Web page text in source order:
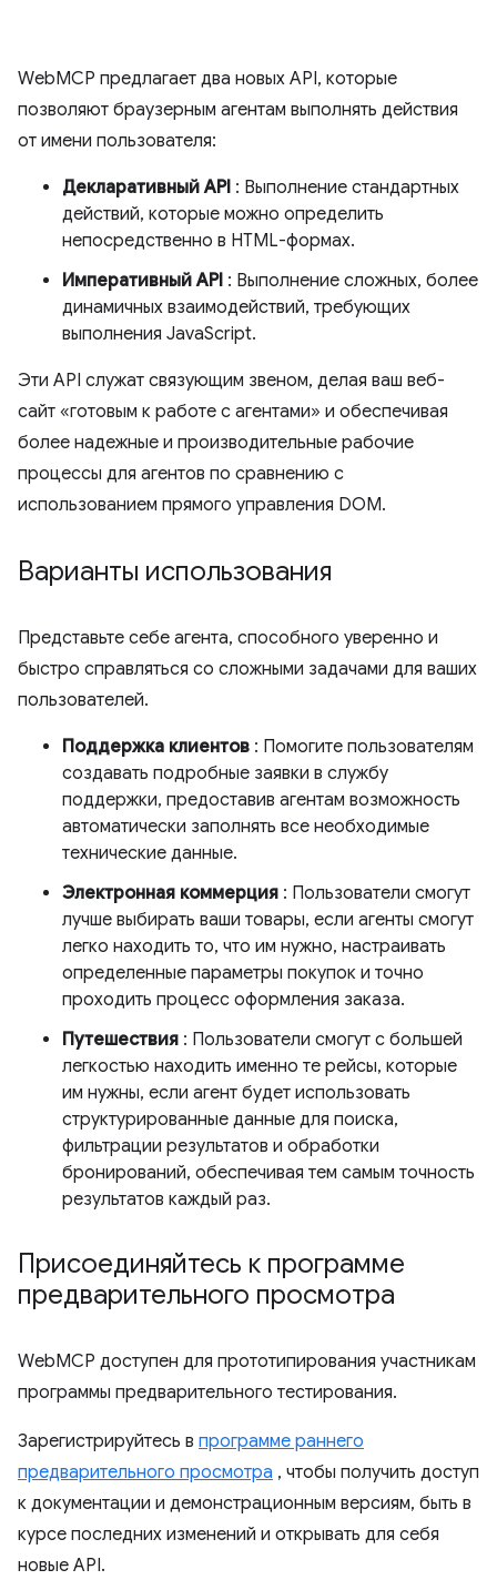
WebMCP предлагает два новых API, которые
позволяют браузерным агентам выполнять действия
от имени пользователя:
Декларативный API : Выполнение стандартных
действий, которые можно определить
непосредственно в HTML-формах.
Императивный API : Выполнение сложных, более
динамичных взаимодействий, требующих
выполнения JavaScript.
Эти API служат связующим звеном, делая ваш веб-
сайт «готовым к работе с агентами» и обеспечивая
более надежные и производительные рабочие
процессы для агентов по сравнению с
использованием прямого управления DOM.
Варианты использования
Представьте себе агента, способного уверенно и
быстро справляться со сложными задачами для ваших
пользователей.
Поддержка клиентов : Помогите пользователям
создавать подробные заявки в службу
поддержки, предоставив агентам возможность
автоматически заполнять все необходимые
технические данные.
Электронная коммерция : Пользователи смогут
лучше выбирать ваши товары, если агенты смогут
легко находить то, что им нужно, настраивать
определенные параметры покупок и точно
проходить процесс оформления заказа.
Путешествия : Пользователи смогут с большей
легкостью находить именно те рейсы, которые
им нужны, если агент будет использовать
структурированные данные для поиска,
фильтрации результатов и обработки
бронирований, обеспечивая тем самым точность
результатов каждый раз.
Присоединяйтесь к программе
предварительного просмотра
WebMCP доступен для прототипирования участникам
программы предварительного тестирования.
Зарегистрируйтесь в программе раннего
предварительного просмотра , чтобы получить доступ
к документации и демонстрационным версиям, быть в
курсе последних изменений и открывать для себя
новые API.